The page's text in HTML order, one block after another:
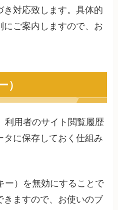
き対応致します。具体的
にご案内しますので、お
利用者のサイト閲覧履歴
タに保存しておく仕組み
ー）を無効にすることで
きますので、お使いのブ